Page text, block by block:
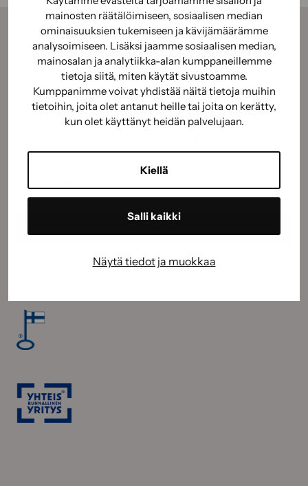
mainosten räätälöimiseen, sosiaalisen median
ominaisuuksien tukemiseen ja kävijämäärämme
analysoimiseen. Lisäksi jaamme sosiaalisen median,
mainosalan ja analytiikka-alan kumppaneillemme
tietoja siitä, miten käytät sivustoamme.
Kumppanimme voivat yhdistää näitä tietoja muihin
tietoihin, joita olet antanut heille tai joita on kerätty,
kun olet käyttänyt heidän palvelujaan.
Kiellä
Salli kaikki
Näytä tiedot ja muokkaa
Tilaamalla uutiskirjeemme saat kauden parhaat
vinkit, ohjeet ja tarjoukset suoraan sähköpostiisi.
Sähköposti
(Pakollinen)
Suostumus (Pakollinen)
Hyväksyn tietojeni käyttämisentietosuojaselosteen
CAPTCHA